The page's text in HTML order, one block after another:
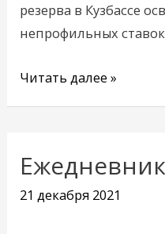
резерва в Кузбассе
непрофильных
Читать далее »
21 декабря 2021
Ежедневник
декабря